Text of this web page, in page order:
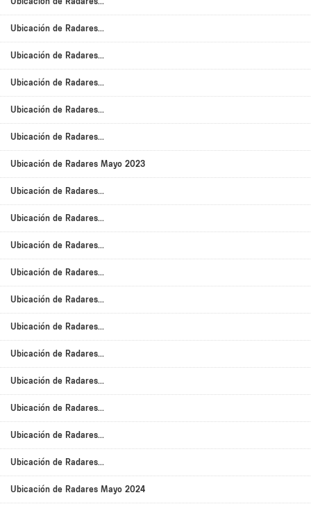
Ubicación de Radares...
Ubicación de Radares...
Ubicación de Radares...
Ubicación de Radares...
Ubicación de Radares...
Ubicación de Radares Mayo 2023
Ubicación de Radares...
Ubicación de Radares...
Ubicación de Radares...
Ubicación de Radares...
Ubicación de Radares...
Ubicación de Radares...
Ubicación de Radares...
Ubicación de Radares...
Ubicación de Radares...
Ubicación de Radares...
Ubicación de Radares...
Ubicación de Radares Mayo 2024